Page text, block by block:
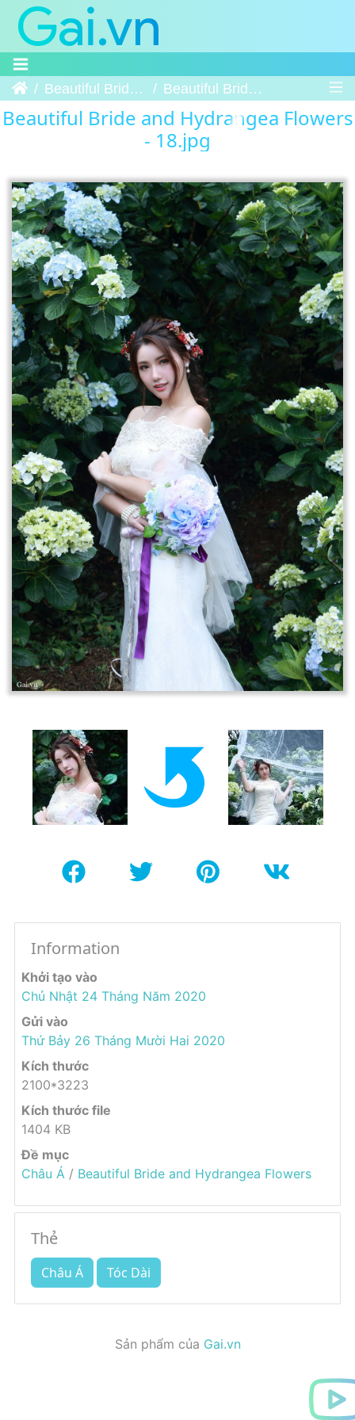
Trang chủBeautiful Bride and Hydrangea Flowers Beautiful Bride and Hydrangea Flowers - 18
Beautiful Bride and Hydrangea Flowers
- 18.jpg
Information
Khởi tạo vào
Chủ Nhật 24 Tháng Năm 2020
Gửi vào
Thứ Bảy 26 Tháng Mười Hai 2020
Kích thước
2100*3223
Kích thước file
1404 KB
Đề mục
Châu Á / Beautiful Bride and Hydrangea Flowers
Thẻ
Châu Á Tóc Dài
Sản phẩm của Gai.vn